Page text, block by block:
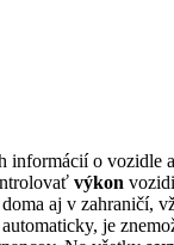
o vozidle
výkon
doma aj v zahraničí,
je